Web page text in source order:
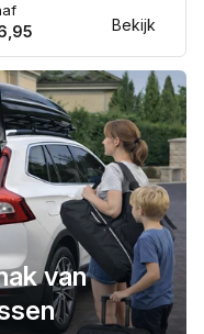
Bekijk
van